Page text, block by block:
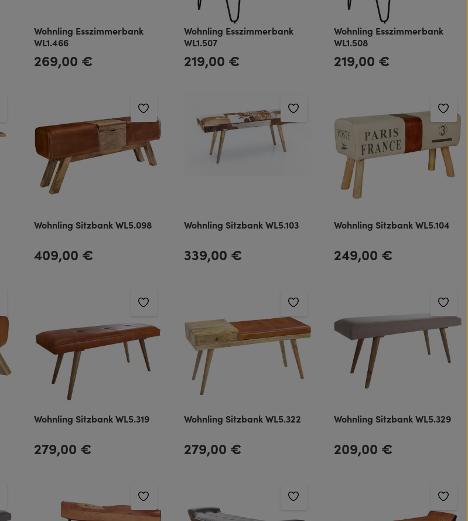
Wohnling Esszimmerbank
WL1.466
Regulärer Preis:
269,00 €
Wohnling Esszimmerbank
WL1.507
Regulärer Preis:
219,00 €
Wohnling Esszimmerbank
WL1.508
Regulärer Preis:
219,00 €
Wohnling Sitzbank WL5.098
Regulärer Preis:
409,00 €
Wohnling Sitzbank WL5.103
Regulärer Preis:
339,00 €
Wohnling Sitzbank WL5.104
Regulärer Preis:
249,00 €
Wohnling Sitzbank WL5.319
Regulärer Preis:
279,00 €
Wohnling Sitzbank WL5.322
Regulärer Preis:
279,00 €
Wohnling Sitzbank WL5.329
Regulärer Preis:
209,00 €